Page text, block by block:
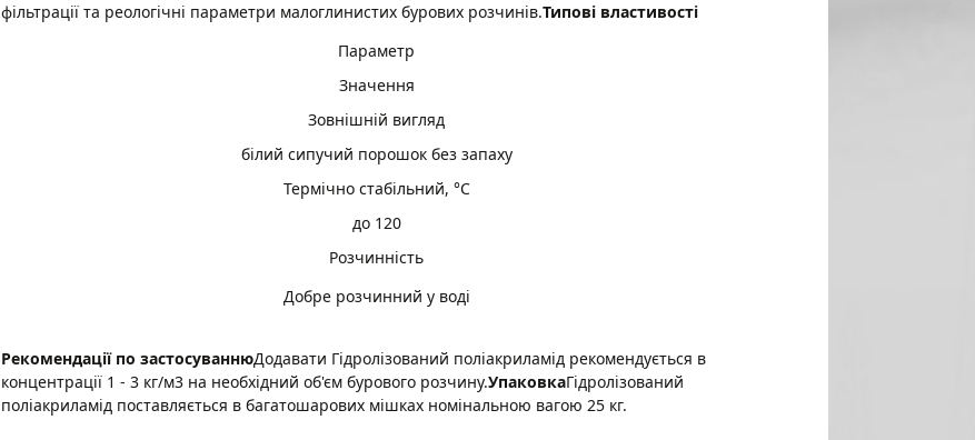
фільтрації та реологічні параметри малоглинистих бурових розчинів.Типові властивості
Параметр
Значення
Зовнішній вигляд
білий сипучий порошок без запаху
Термічно стабільний, °С
до 120
Розчинність
Добре розчинний у воді
Рекомендації по застосуваннюДодавати Гідролізований поліакриламід рекомендується в
концентрації 1 - 3 кг/м3 на необхідний об'єм бурового розчину.УпаковкаГідролізований
поліакриламід поставляється в багатошарових мішках номінальною вагою 25 кг.